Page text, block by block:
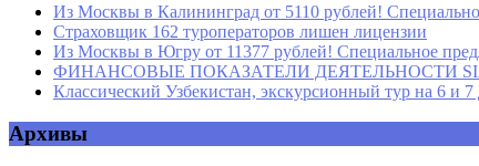
Из Москвы в Калининград от 5110 рублей!
Страховщик 162 туроператоров лишен лицензии
Из Москвы в Югру от 11377 рублей! Специальное
ФИНАНСОВЫЕ ПОКАЗАТЕЛИ ДЕЯТЕЛЬНОСТИ SIA
Классический Узбекистан, экскурсионный тур на 6 и
Архивы